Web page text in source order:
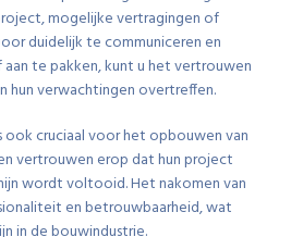
mogelijke vertragingen of
duidelijk te communiceren en
te pakken, kunt u het vertrouwen
hun verwachtingen overtreffen.
ook cruciaal voor het opbouwen van
vertrouwen erop dat hun project
wordt voltooid. Het nakomen van
en betrouwbaarheid, wat
in de bouwindustrie.